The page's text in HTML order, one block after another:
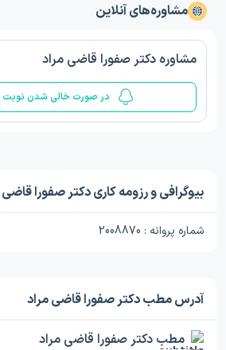
مشاوره‌های آنلاین
مشاوره دکتر صفورا قاضی مراد
در صورت خالی شدن نوبت
بیوگرافی و رزومه کاری دکتر صفورا قاضی
شماره پروانه : 2008870
آدرس مطب دکتر صفورا قاضی مراد
مطب دکتر صفورا قاضی مراد